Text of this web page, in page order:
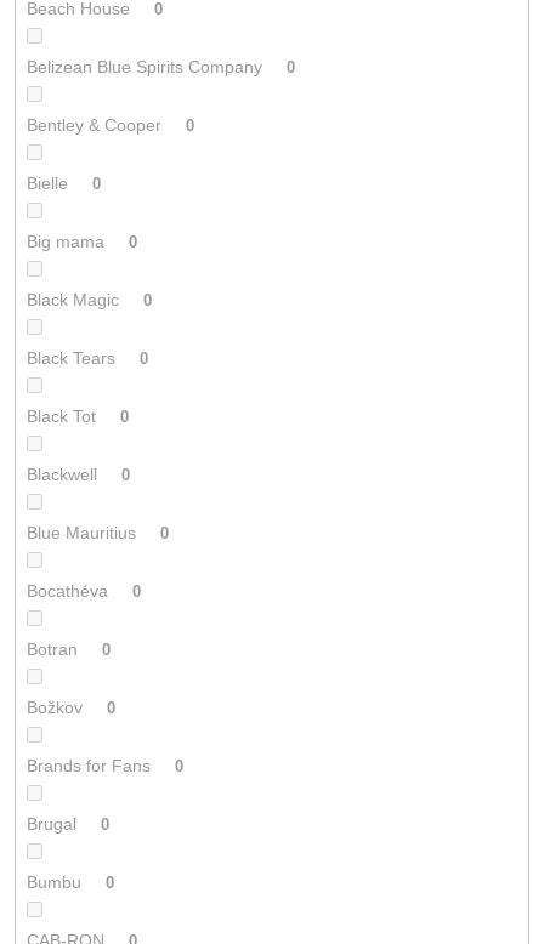
Beach House 0
Belizean Blue Spirits Company 0
Bentley & Cooper 0
Bielle 0
Big mama 0
Black Magic 0
Black Tears 0
Black Tot 0
Blackwell 0
Blue Mauritius 0
Bocathéva 0
Botran 0
Božkov 0
Brands for Fans 0
Brugal 0
Bumbu 0
CAB-RON